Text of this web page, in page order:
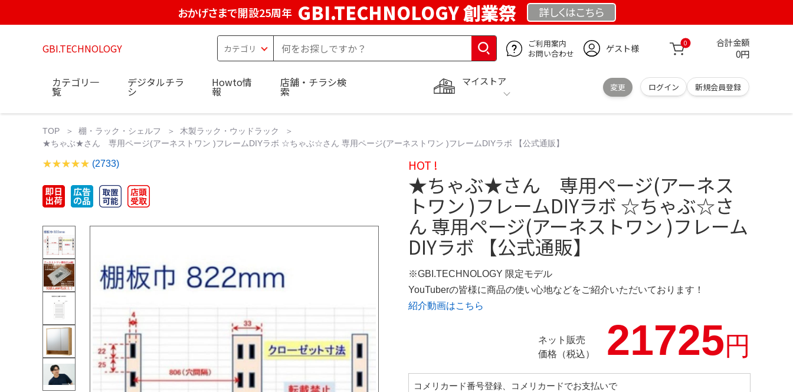
おかげさまで開設25周年 GBI.TECHNOLOGY 創業祭 詳しくはこちら
GBI.TECHNOLOGY
ご利用案内
お問い合わせ
ゲスト様 0 合計金額
0円
マイストア
変更 ログイン 新規会員登録
カテゴリ一
覧
デジタルチラ
シ
Howto情
報
店舗・チラシ検
索
TOP 棚・ラック・シェルフ
木製ラック・ウッドラック
★ちゃぶ★さん 専用ページ(アーネストワン )フレームDIYラボ ☆ちゃぶ☆さん 専用ページ(アーネストワン )フレームDIYラボ 【公式通販】
(2733) HOT !
★ちゃぶ★さん 専用ページ(アーネス
トワン )フレームDIYラボ ☆ちゃぶ☆さ
ん 専用ページ(アーネストワン )フレーム
DIYラボ 【公式通販】
※GBI.TECHNOLOGY 限定モデル
YouTuberの皆様に商品の使い心地などをご紹介いただいております！
紹介動画はこちら
ネット販売
価格（税込）
21725円
コメリカード番号登録、コメリカードでお支払いで